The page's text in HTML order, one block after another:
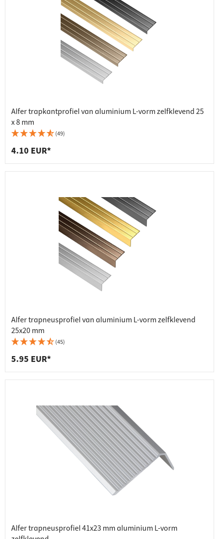
Alfer trapkantprofiel van aluminium L-vorm zelfklevend 25
x 8 mm
(49)
4.10 EUR*
Alfer trapneusprofiel van aluminium L-vorm zelfklevend
25x20 mm
(45)
5.95 EUR*
Alfer trapneusprofiel 41x23 mm aluminium L-vorm